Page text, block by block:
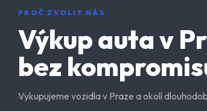
PROČ ZVOLIT NÁS
Výkup auta v
bez
Vykupujeme vozidla v Praze a okolí